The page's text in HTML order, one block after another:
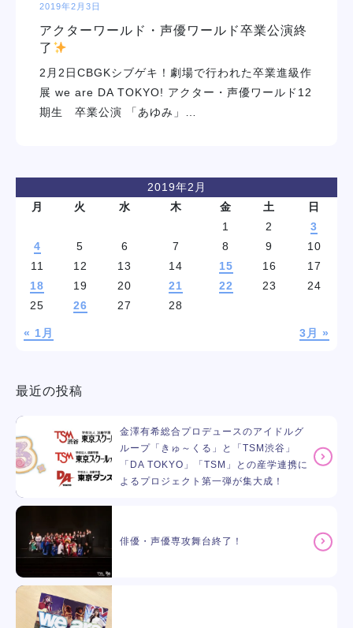
2019年2月3日
アクターワールド・声優ワールド卒業公演終
了
2月2日CBGKシブゲキ！劇場で行われた卒業進級作
展 we are DA TOKYO! アクター・声優ワールド12
期生 卒業公演 「あゆみ」…
2019年2月
月
火 水 木 金 土 日
« 1月 3月 »
1 2
3
4
5 6 7 8 9
10
11
12 13 14 15 16
17
18
19 20 21 22 23
24
25
26 27 28
最近の投稿
金澤有希総合プロデュースのアイドルグ
ループ「きゅ～くる」と「TSM渋谷」
「DA TOKYO」「TSM」との産学連携に
よるプロジェクト第一弾が集大成！
俳優・声優専攻舞台終了！
就職・デビュー
入学案内
訪問者別